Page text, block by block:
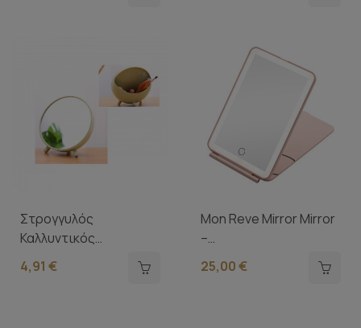
Στρογγυλός
Καλλυντικός
Καθρέπτης 17cm Με
Θήκη...
4,91 €
Mon Reve Mirror Mirror
–
Επαναφορτιζόμενος...
25,00 €